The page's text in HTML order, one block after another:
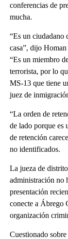
conferencias de
mucha.
“Es un ciudadano
casa”, dijo
“Es un miembro
terrorista, por lo
MS-13 que tiene
juez de
“La orden de
de lado porque es
de retención
no identificados.
La jueza de
administración no
presentación
conecte a Ábrego
organización
Cuestionado